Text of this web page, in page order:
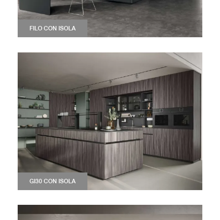
FILO CON ISOLA
GI30 CON ISOLA